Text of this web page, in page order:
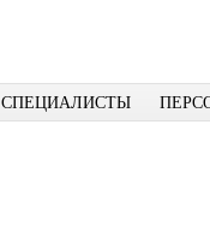
СПЕЦИАЛИСТЫ